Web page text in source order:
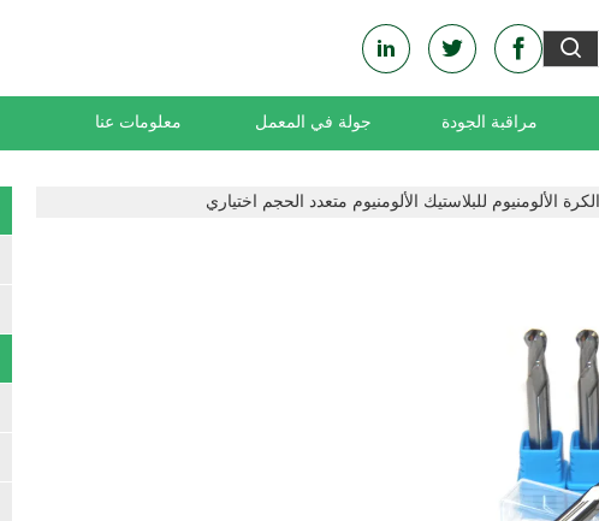
معلومات عنا جولة في المعمل مراقبة الجودة
الألومنيوم للبلاستيك الألومنيوم متعدد الحجم اختياري